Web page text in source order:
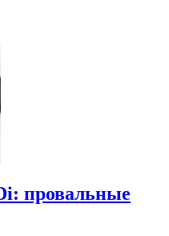
провальные